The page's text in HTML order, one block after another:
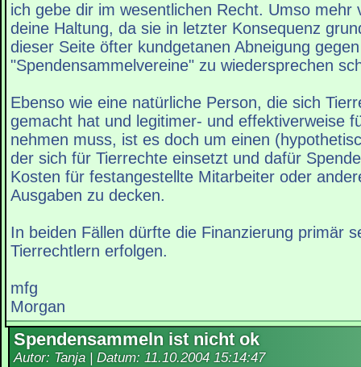
ich gebe dir im wesentlichen Recht. Umso mehr
deine Haltung, da sie in letzter Konsequenz
dieser Seite öfter kundgetanen Abneigung gegen
"Spendensammelvereine" zu wiedersprechen
Ebenso wie eine natürliche Person, die sich
gemacht hat und legitimer- und effektiverweise
nehmen muss, ist es doch um einen
der sich für Tierrechte einsetzt und dafür
Kosten für festangestellte Mitarbeiter oder
Ausgaben zu decken.
In beiden Fällen dürfte die Finanzierung primär
Tierrechtlern erfolgen.
mfg
Morgan
Spendensammeln ist nicht ok
Autor: Tanja | Datum: 11.10.2004 15:14:47